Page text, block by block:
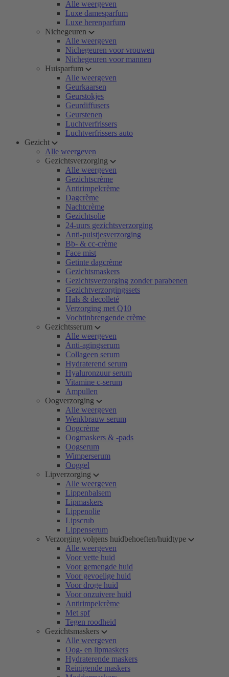
Alle weergeven
Luxe damesparfum
Luxe herenparfum
Nichegeuren
Alle weergeven
Nichegeuren voor vrouwen
Nichegeuren voor mannen
Huisparfum
Alle weergeven
Geurkaarsen
Geurstokjes
Geurdiffusers
Geurstenen
Luchtverfrissers
Luchtverfrissers auto
Gezicht
Alle weergeven
Gezichtsverzorging
Alle weergeven
Gezichtscrème
Antirimpelcrème
Dagcrème
Nachtcrème
Gezichtsolie
24-uurs gezichtsverzorging
Anti-puistjesverzorging
Bb- & cc-crème
Face mist
Getinte dagcrème
Gezichtsmaskers
Gezichtsverzorging zonder parabenen
Gezichtverzorgingssets
Hals & decolleté
Verzorging met Q10
Vochtinbrengende crème
Gezichtsserum
Alle weergeven
Anti-agingserum
Collageen serum
Hydraterend serum
Hyaluronzuur serum
Vitamine c-serum
Ampullen
Oogverzorging
Alle weergeven
Wenkbrauw serum
Oogcrème
Oogmaskers & -pads
Oogserum
Wimperserum
Ooggel
Lipverzorging
Alle weergeven
Lippenbalsem
Lipmaskers
Lippenolie
Lipscrub
Lippenserum
Verzorging volgens huidbehoeften/huidtype
Alle weergeven
Voor vette huid
Voor gemengde huid
Voor gevoelige huid
Voor droge huid
Voor onzuivere huid
Antirimpelcrème
Met spf
Tegen roodheid
Gezichtsmaskers
Alle weergeven
Oog- en lipmaskers
Hydraterende maskers
Reinigende maskers